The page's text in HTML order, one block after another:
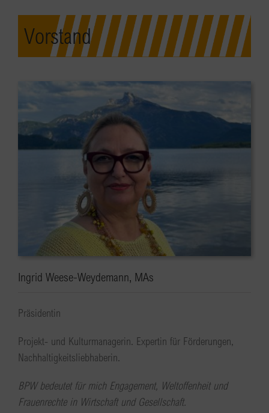
Vorstand
Ingrid Weese-Weydemann, MAs
Präsidentin
Projekt- und Kulturmanagerin. Expertin für Förderungen,
Nachhaltigkeitsliebhaberin.
BPW bedeutet für mich Engagement, Weltoffenheit und
Frauenrechte in Wirtschaft und Gesellschaft.